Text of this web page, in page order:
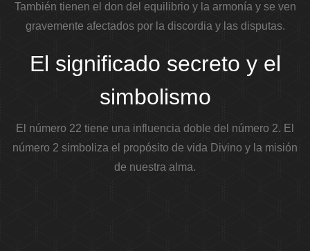
También tienen el don del equilibrio y la armonía y se ven
gravemente afectados por la discordia y las disputas.
El significado secreto y el
simbolismo
El número 22 tiene una influencia doble del número 2. El
número 2 simboliza el propósito de vida Divino y la misión
de nuestra alma.